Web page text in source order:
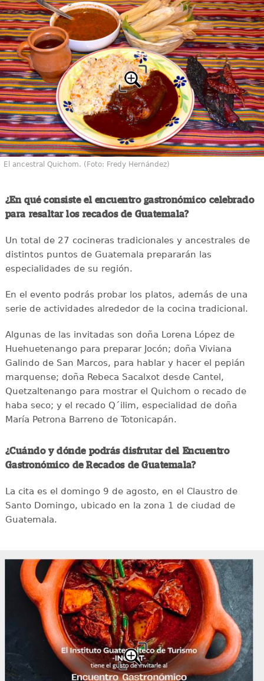
El ancestral Quichom. (Foto: Fredy Hernández)
¿En qué consiste el encuentro gastronómico celebrado
para resaltar los recados de Guatemala?
Un total de 27 cocineras tradicionales y ancestrales de
distintos puntos de Guatemala prepararán las
especialidades de su región.
En el evento podrás probar los platos, además de una
serie de actividades alrededor de la cocina tradicional.
Algunas de las invitadas son doña Lorena López de
Huehuetenango para preparar Jocón; doña Viviana
Galindo de San Marcos, para hablar y hacer el pepián
marquense; doña Rebeca Sacalxot desde Cantel,
Quetzaltenango para mostrar el Quichom o recado de
haba seco; y el recado Q´ilim, especialidad de doña
María Petrona Barreno de Totonicapán.
¿Cuándo y dónde podrás disfrutar del Encuentro
Gastronómico de Recados de Guatemala?
La cita es el domingo 9 de agosto, en el Claustro de
Santo Domingo, ubicado en la zona 1 de ciudad de
Guatemala.